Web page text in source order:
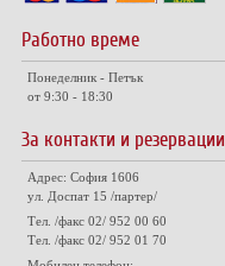
Работно време
Понеделник - Петък
от 9:30 - 18:30
За контакти и резервации
Адрес: София 1606
ул. Доспат 15 /партер/
Тел. /факс 02/ 952 00 60
Тел. /факс 02/ 952 01 70